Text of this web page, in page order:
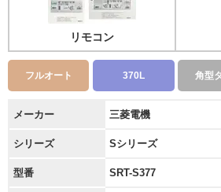
リモコン
フルオート 370L 角型
メーカー 三菱電機
シリーズ Sシリーズ
型番 SRT-S377